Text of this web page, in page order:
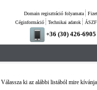
Domain regisztráció folyamata
ÁSZF
Technikai adatok
Céginformáció
+36 (30) 426-6905
ki az alábbi listából mire kívánja